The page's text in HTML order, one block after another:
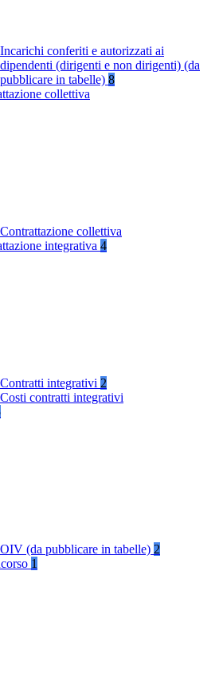
Incarichi conferiti e autorizzati ai
dipendenti (dirigenti e non dirigenti) (da
pubblicare in tabelle) 8
collettiva
Contrattazione collettiva
integrativa 4
Contratti integrativi 2
Costi contratti integrativi
OIV (da pubblicare in tabelle) 2
1